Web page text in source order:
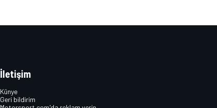
İletişim
Künye
Geri bildirim